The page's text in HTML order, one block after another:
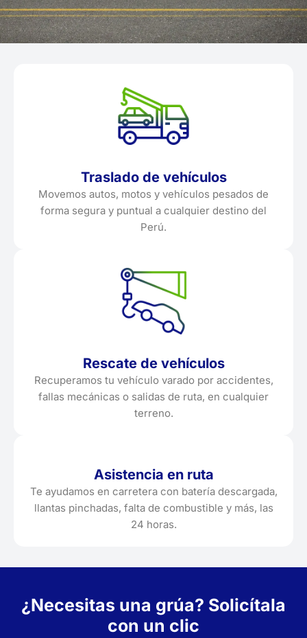
Traslado de vehículos
Movemos autos, motos y vehículos pesados de
forma segura y puntual a cualquier destino del
Perú.
Rescate de vehículos
Recuperamos tu vehículo varado por accidentes,
fallas mecánicas o salidas de ruta, en cualquier
terreno.
Asistencia en ruta
Te ayudamos en carretera con batería descargada,
llantas pinchadas, falta de combustible y más, las
24 horas.
¿Necesitas una grúa? Solicítala
con un clic